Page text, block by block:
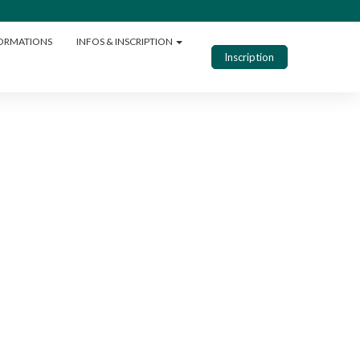
INFOS & INSCRIPTION
Inscription